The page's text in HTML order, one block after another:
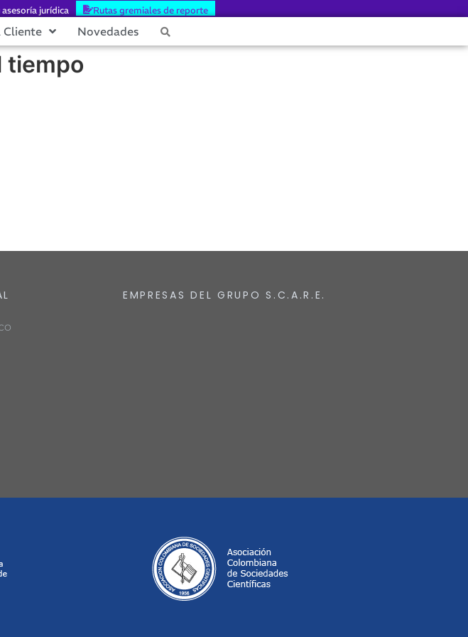
jurídica Rutas gremiales de reporte
Cliente Novedades
tiempo
EMPRESAS DEL GRUPO S.C.A.R.E.